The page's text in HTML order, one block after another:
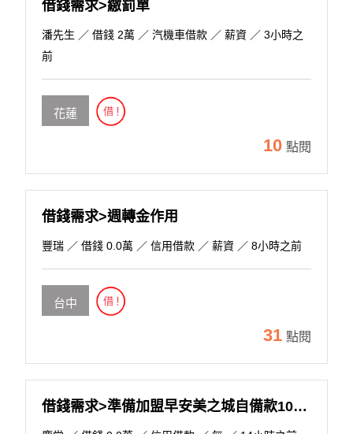
借錢需求>繳罰單
潘先生 ／ 借錢 2萬 ／ 汽機車借款 ／ 薪資 ／ 3小時之
前
花蓮
10 點閱
借錢需求>週轉金作用
豐瑞 ／ 借錢 0.0萬 ／ 信用借款 ／ 薪資 ／ 8小時之前
台中
31 點閱
借錢需求>準備加盟早安美之城自備款100萬，約見面談!